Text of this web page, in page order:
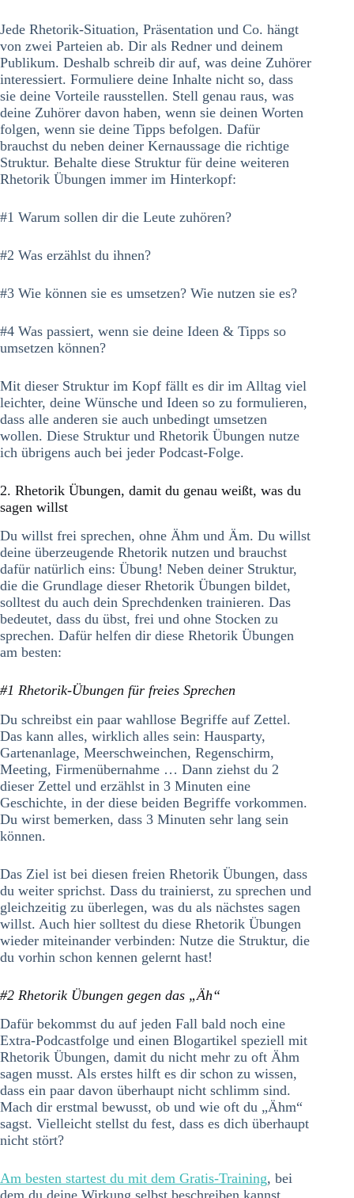
Jede Rhetorik-Situation, Präsentation und Co. hängt
von zwei Parteien ab. Dir als Redner und deinem
Publikum. Deshalb schreib dir auf, was deine Zuhörer
interessiert. Formuliere deine Inhalte nicht so, dass
sie deine Vorteile rausstellen. Stell genau raus, was
deine Zuhörer davon haben, wenn sie deinen Worten
folgen, wenn sie deine Tipps befolgen. Dafür
brauchst du neben deiner Kernaussage die richtige
Struktur. Behalte diese Struktur für deine weiteren
Rhetorik Übungen immer im Hinterkopf:
#1 Warum sollen dir die Leute zuhören?
#2 Was erzählst du ihnen?
#3 Wie können sie es umsetzen? Wie nutzen sie es?
#4 Was passiert, wenn sie deine Ideen & Tipps so
umsetzen können?
Mit dieser Struktur im Kopf fällt es dir im Alltag viel
leichter, deine Wünsche und Ideen so zu formulieren,
dass alle anderen sie auch unbedingt umsetzen
wollen. Diese Struktur und Rhetorik Übungen nutze
ich übrigens auch bei jeder Podcast-Folge.
2. Rhetorik Übungen, damit du genau weißt, was du
sagen willst
Du willst frei sprechen, ohne Ähm und Äm. Du willst
deine überzeugende Rhetorik nutzen und brauchst
dafür natürlich eins: Übung! Neben deiner Struktur,
die die Grundlage dieser Rhetorik Übungen bildet,
solltest du auch dein Sprechdenken trainieren. Das
bedeutet, dass du übst, frei und ohne Stocken zu
sprechen. Dafür helfen dir diese Rhetorik Übungen
am besten:
#1 Rhetorik-Übungen für freies Sprechen
Du schreibst ein paar wahllose Begriffe auf Zettel.
Das kann alles, wirklich alles sein: Hausparty,
Gartenanlage, Meerschweinchen, Regenschirm,
Meeting, Firmenübernahme … Dann ziehst du 2
dieser Zettel und erzählst in 3 Minuten eine
Geschichte, in der diese beiden Begriffe vorkommen.
Du wirst bemerken, dass 3 Minuten sehr lang sein
können.
Das Ziel ist bei diesen freien Rhetorik Übungen, dass
du weiter sprichst. Dass du trainierst, zu sprechen und
gleichzeitig zu überlegen, was du als nächstes sagen
willst. Auch hier solltest du diese Rhetorik Übungen
wieder miteinander verbinden: Nutze die Struktur, die
du vorhin schon kennen gelernt hast!
#2 Rhetorik Übungen gegen das „Äh“
Dafür bekommst du auf jeden Fall bald noch eine
Extra-Podcastfolge und einen Blogartikel speziell mit
Rhetorik Übungen, damit du nicht mehr zu oft Ähm
sagen musst. Als erstes hilft es dir schon zu wissen,
dass ein paar davon überhaupt nicht schlimm sind.
Mach dir erstmal bewusst, ob und wie oft du „Ähm“
sagst. Vielleicht stellst du fest, dass es dich überhaupt
nicht stört?
Am besten startest du mit dem Gratis-Training, bei
dem du deine Wirkung selbst beschreiben kannst.